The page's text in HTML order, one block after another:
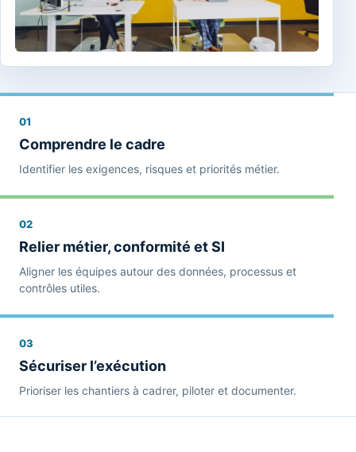
01
Comprendre le cadre
Identifier les exigences, risques et priorités métier.
02
Relier métier, conformité et SI
Aligner les équipes autour des données, processus et
contrôles utiles.
03
Sécuriser l’exécution
Prioriser les chantiers à cadrer, piloter et documenter.